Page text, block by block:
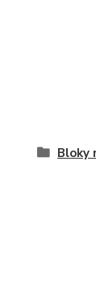
Bloky